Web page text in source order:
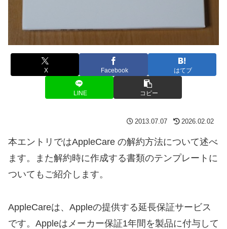
X Facebook はてブ
LINE コピー
2013.07.07 2026.02.02
本エントリではAppleCare の解約方法について述べ
ます。また解約時に作成する書類のテンプレートに
ついてもご紹介します。
AppleCareは、Appleの提供する延長保証サービス
です。Appleはメーカー保証1年間を製品に付与して